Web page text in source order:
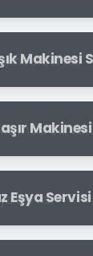
Makinesi
Eşya Servisi